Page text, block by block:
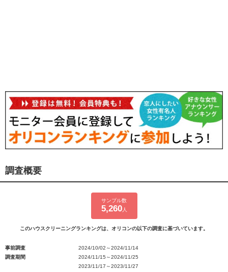
調査概要
サンプル数
5,260人
このハウスクリーニングランキングは、オリコンの以下の調査に基づいています。
事前調査
2024/10/02～2024/11/14
調査期間
2024/11/15～2024/11/25
2023/11/17～2023/11/27